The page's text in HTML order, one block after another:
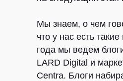
Мы знаем, о чем
что у нас есть
года мы ведем
LARD Digital и
Centra. Блоги